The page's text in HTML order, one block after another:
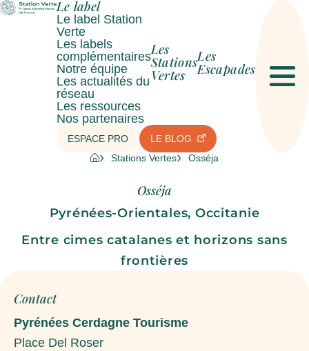
Le label
Le label Station
Verte
Les labels
complémentaires
Notre équipe
Les actualités du
réseau
Les ressources
Nos partenaires
Les
Stations
Vertes
Les
Escapades
ESPACE PRO LE BLOG
Stations Vertes Osséja
Osséja
Pyrénées-Orientales, Occitanie
Entre cimes catalanes et horizons sans
frontières
Contact
Pyrénées Cerdagne Tourisme
Place Del Roser